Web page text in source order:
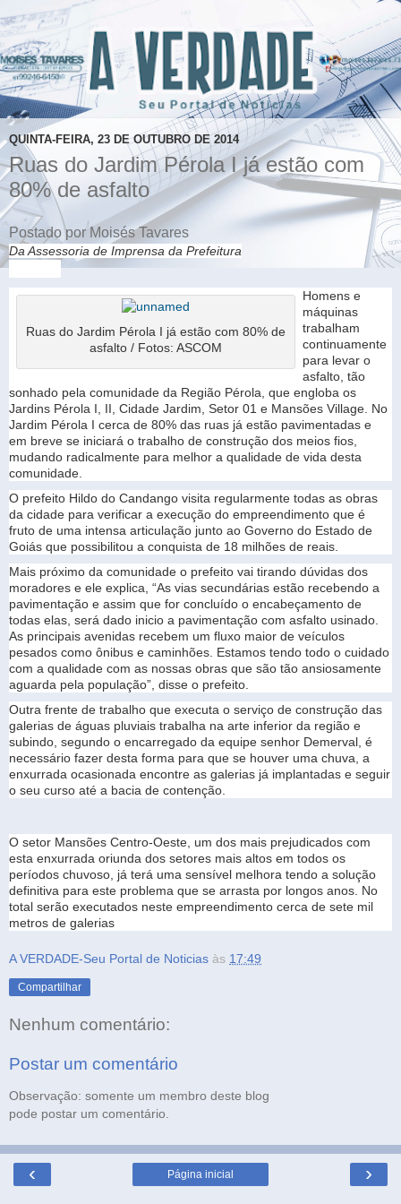
QUINTA-FEIRA, 23 DE OUTUBRO DE 2014
Ruas do Jardim Pérola I já estão com
80% de asfalto
Postado por Moisés Tavares
Da Assessoria de Imprensa da Prefeitura
Ruas do Jardim Pérola I já estão com 80% de
asfalto / Fotos: ASCOM
Homens e
máquinas
trabalham
continuamente
para levar o
asfalto, tão
sonhado pela comunidade da Região Pérola, que engloba os
Jardins Pérola I, II, Cidade Jardim, Setor 01 e Mansões Village. No
Jardim Pérola I cerca de 80% das ruas já estão pavimentadas e
em breve se iniciará o trabalho de construção dos meios fios,
mudando radicalmente para melhor a qualidade de vida desta
comunidade.
O prefeito Hildo do Candango visita regularmente todas as obras
da cidade para verificar a execução do empreendimento que é
fruto de uma intensa articulação junto ao Governo do Estado de
Goiás que possibilitou a conquista de 18 milhões de reais.
Mais próximo da comunidade o prefeito vai tirando dúvidas dos
moradores e ele explica, “As vias secundárias estão recebendo a
pavimentação e assim que for concluído o encabeçamento de
todas elas, será dado inicio a pavimentação com asfalto usinado.
As principais avenidas recebem um fluxo maior de veículos
pesados como ônibus e caminhões. Estamos tendo todo o cuidado
com a qualidade com as nossas obras que são tão ansiosamente
aguarda pela população”, disse o prefeito.
Outra frente de trabalho que executa o serviço de construção das
galerias de águas pluviais trabalha na arte inferior da região e
subindo, segundo o encarregado da equipe senhor Demerval, é
necessário fazer desta forma para que se houver uma chuva, a
enxurrada ocasionada encontre as galerias já implantadas e seguir
o seu curso até a bacia de contenção.
O setor Mansões Centro-Oeste, um dos mais prejudicados com
esta enxurrada oriunda dos setores mais altos em todos os
períodos chuvoso, já terá uma sensível melhora tendo a solução
definitiva para este problema que se arrasta por longos anos. No
total serão executados neste empreendimento cerca de sete mil
metros de galerias
A VERDADE-Seu Portal de Noticias às 17:49
Compartilhar
Nenhum comentário:
Postar um comentário
Observação: somente um membro deste blog
pode postar um comentário.
‹ ›
Página inicial